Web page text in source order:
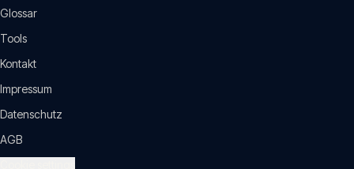
Glossar
Tools
Kontakt
Impressum
Datenschutz
AGB